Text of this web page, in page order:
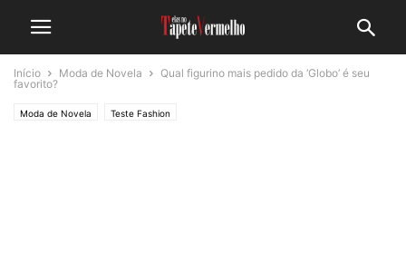
Início Moda de Novela
Qual figurino mais pedido da ‘Globo’ é seu
favorito?
Moda de Novela Teste Fashion